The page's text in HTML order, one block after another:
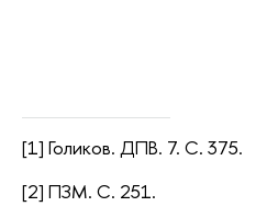
[1] Голиков. ДПВ. 7. С. 375.
[2] ПЗМ. С. 251.